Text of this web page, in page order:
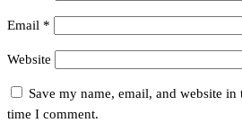
Email *
Website
Save my name, email, and website
time I comment.